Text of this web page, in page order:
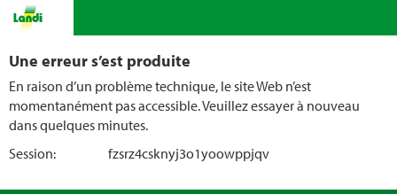
Une erreur s’est produite
En raison d’un problème technique, le site Web n’est
momentanément pas accessible. Veuillez essayer à nouveau
dans quelques minutes.
Session:
fzsrz4csknyj3o1yoowppjqv